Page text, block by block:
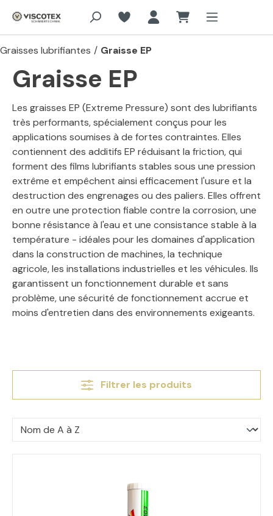
Aller au contenu principal
Graisses lubrifiantes / Graisse EP
Graisse EP
Les graisses EP (Extreme Pressure) sont des lubrifiants
très performants, spécialement conçus pour les
applications soumises à de fortes contraintes. Elles
contiennent des additifs EP réduisant la friction, qui
forment des films lubrifiants stables sous une pression
extrême et empêchent ainsi efficacement l'usure et la
destruction des engrenages ou des paliers. Elles offrent
en outre une protection fiable contre la corrosion, une
bonne résistance à l'eau et une consistance stable à la
température - idéales pour les domaines d'application
dans la construction de machines, la technique
agricole, les installations industrielles et les véhicules. Ils
garantissent un fonctionnement durable et sans
problème, une sécurité de fonctionnement accrue et
moins d'entretien dans des environnements exigeants.
Filtrer les produits